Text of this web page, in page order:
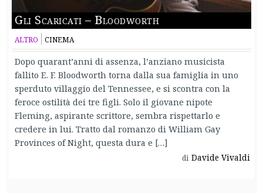
Gli Scaricati – Bloodworth
ALTRO CINEMA
Dopo quarant’anni di assenza, l’anziano musicista
fallito E. F. Bloodworth torna dalla sua famiglia in uno
sperduto villaggio del Tennessee, e si scontra con la
feroce ostilità dei tre figli. Solo il giovane nipote
Fleming, aspirante scrittore, sembra rispettarlo e
credere in lui. Tratto dal romanzo di William Gay
Provinces of Night, questa dura e […]
di Davide Vivaldi